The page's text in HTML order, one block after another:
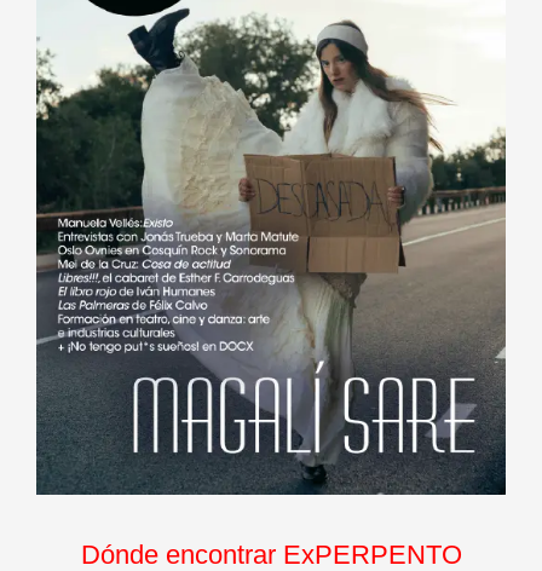
Dónde encontrar ExPERPENTO